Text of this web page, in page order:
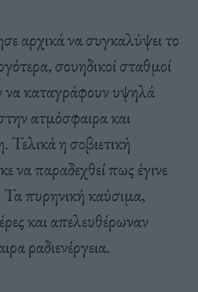
να συγκαλύψει το
σουηδικοί σταθμοί
να καταγράφουν υψηλά
ατμόσφαιρα και
Τελικά η σοβιετική
να παραδεχθεί πως έγινε
πυρηνική καύσιμα,
και απελευθέρωναν
ραδιενέργεια.